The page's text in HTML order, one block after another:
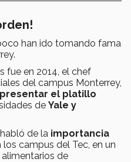
han ido tomando fama
fue en 2014, el chef
del campus Monterrey,
presentar el platillo
de Yale y
de la importancia
los campus del Tec, en un
de